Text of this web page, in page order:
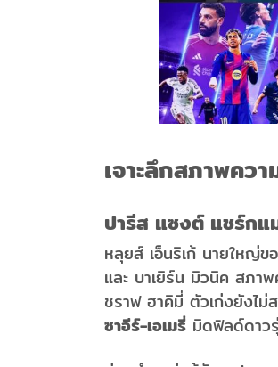
เจาะลึกสภาพคว
ปารีส แซงต์ แชร์กแ
หลุยส์ เอ็นริเก้ นายใหญ่ข
และ บาเยิร์น มิวนิค สภา
ชราฟ ฮาคิมี่ ตัวเก่งยังไม่
ซาอีร์-เอเมรี่ มิดฟิลด์ดาว